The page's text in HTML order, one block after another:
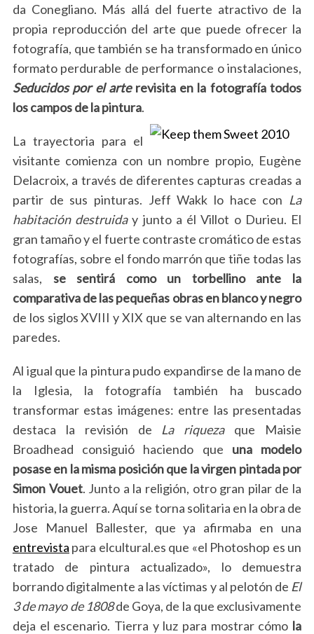
da Conegliano. Más allá del fuerte atractivo de la
propia reproducción del arte que puede ofrecer la
fotografía, que también se ha transformado en único
formato perdurable de performance o instalaciones,
Seducidos por el arterevisita en la fotografía todos
los campos de la pintura.
La trayectoria para el
visitante comienza con un nombre propio, Eugène
Delacroix, a través de diferentes capturas creadas a
partir de sus pinturas. Jeff Wakk lo hace con La
habitación destruiday junto a él Villot o Durieu. El
gran tamaño y el fuerte contraste cromático de estas
fotografías, sobre el fondo marrón que tiñe todas las
salas, se sentirá como un torbellino ante la
comparativa de las pequeñas obras en blanco y negro
de los siglos XVIII y XIX que se van alternando en las
paredes.
Al igual que la pintura pudo expandirse de la mano de
la Iglesia, la fotografía también ha buscado
transformar estas imágenes: entre las presentadas
destaca la revisión de La riquezaque Maisie
Broadhead consiguió haciendo que una modelo
posase en la misma posición que la virgen pintada por
Simon Vouet. Junto a la religión, otro gran pilar de la
historia, la guerra. Aquí se torna solitaria en la obra de
Jose Manuel Ballester, que ya afirmaba en una
entrevista para elcultural.es que «el Photoshop es un
tratado de pintura actualizado», lo demuestra
borrando digitalmente a las víctimas y al pelotón de El
3 de mayo de 1808de Goya, de la que exclusivamente
deja el escenario. Tierra y luz para mostrar cómo la